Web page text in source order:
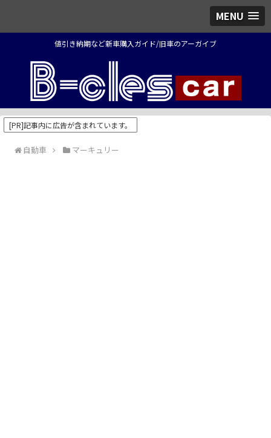
MENU
値引き納期など新車購入ガイド/旧車のアーガイブ
[PR]記事内に広告が含まれています。
自動車 マーキュリー